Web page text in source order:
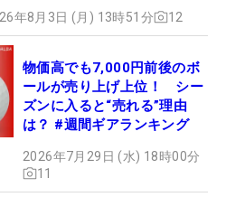
年8月3日 (月) 13時51分 12
物価高でも7,000円前後のボ
ールが売り上げ上位！ シー
ズンに入ると“売れる”理由
は？ #週間ギアランキング
2026年7月29日 (水) 18時00分
11